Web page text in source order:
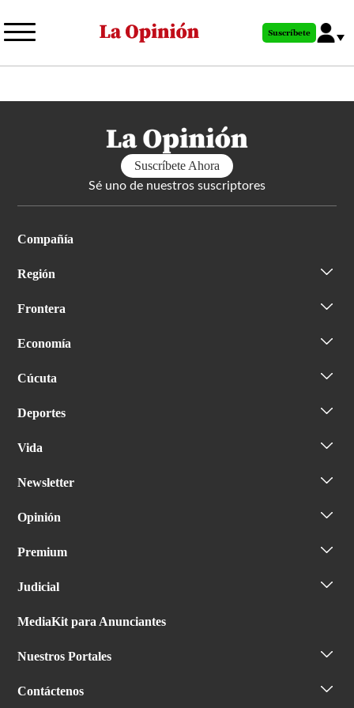
al
principal
Suscríbete
Suscríbete Ahora
Sé uno de nuestros suscriptores
Compañía
Región
Frontera
Economía
Cúcuta
Deportes
Vida
Newsletter
Opinión
Premium
Judicial
MediaKit para Anunciantes
Nuestros Portales
Contáctenos